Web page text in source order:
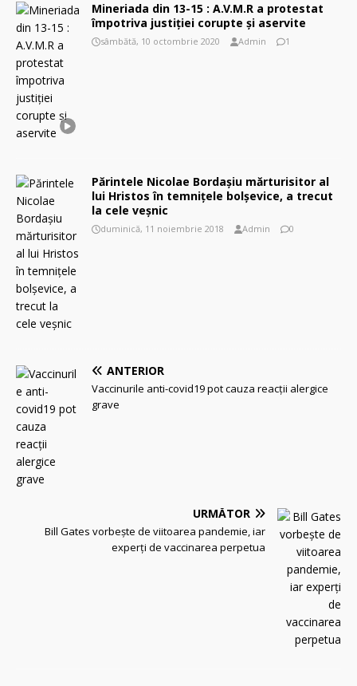
Mineriada din 13-15 : A.V.M.R a protestat
împotriva justiției corupte și aservite
sâmbătă, 10 octombrie 2020 Admin 1
Părintele Nicolae Bordaşiu mărturisitor al
lui Hristos în temnițele bolșevice, a trecut
la cele veșnic
duminică, 11 noiembrie 2018 Admin 0
ANTERIOR
Vaccinurile anti-covid19 pot cauza reacţii alergice
grave
URMĂTOR
Bill Gates vorbeşte de viitoarea pandemie, iar
experţi de vaccinarea perpetua